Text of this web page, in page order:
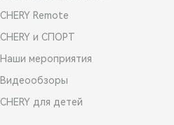
CHERY Remote
CHERY и СПОРТ
Наши мероприятия
Видеообзоры
CHERY для детей